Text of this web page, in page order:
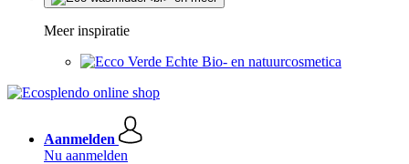
Meer inspiratie
Echte Bio- en natuurcosmetica
Aanmelden
Nu aanmelden